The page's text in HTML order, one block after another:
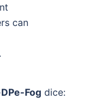
can
Fog dice: